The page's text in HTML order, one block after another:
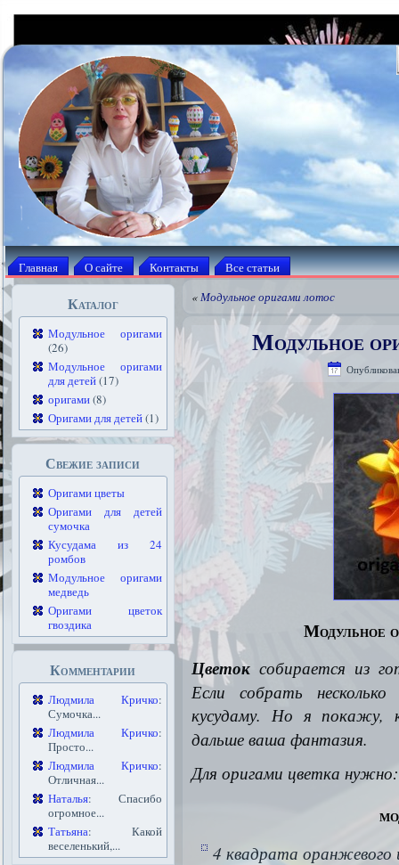
Главная О сайте Контакты Все статьи
Каталог
Модульное оригами
(26)
Модульное оригами
для детей(17)
оригами(8)
Оригами для детей(1)
Свежие записи
Оригами цветы
Оригами для детей
сумочка
Кусудама из 24
ромбов
Модульное оригами
медведь
Оригами цветок
гвоздика
Комментарии
Людмила Кричко:
Сумочка...
Людмила Кричко:
Просто...
Людмила Кричко:
Отличная...
Наталья: Спасибо
огромное...
Татьяна: Какой
веселенький,...
«Модульное оригами лотос
Модульное
Модульное
Цветок собирается из
Если собрать
кусудаму. Но я покажу,
дальше ваша фантазия.
Для оригами цветка нужно:
4 квадрата